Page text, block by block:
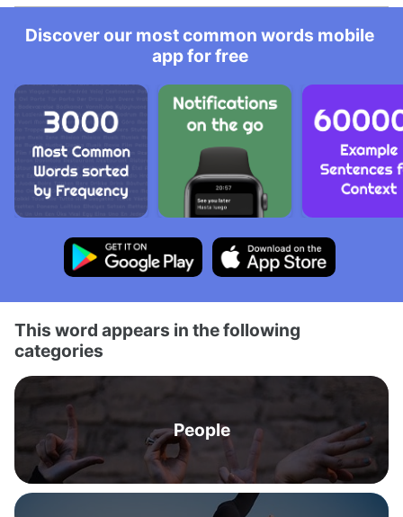
Discover our most common words mobile
app for free
This word appears in the following
categories
People